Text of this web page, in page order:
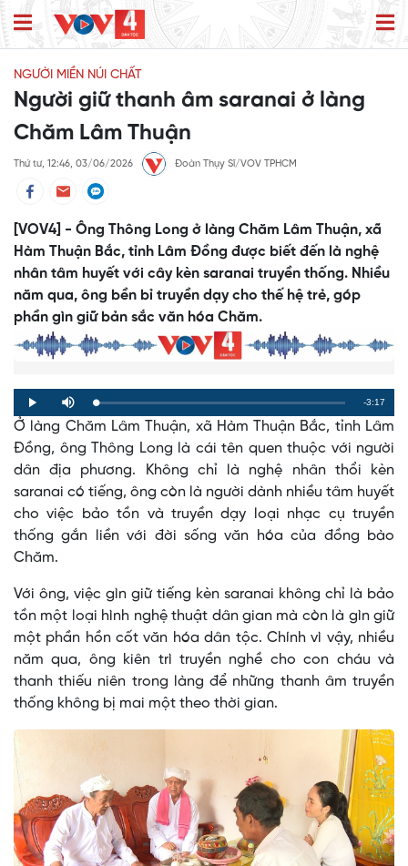
NGƯỜI MIỀN NÚI CHẤT
Người giữ thanh âm saranai ở làng
Chăm Lâm Thuận
Thứ tư, 12:46, 03/06/2026 Đoàn Thụy Sĩ/VOV TPHCM
[VOV4] - Ông Thông Long ở làng Chăm Lâm Thuận, xã
Hàm Thuận Bắc, tỉnh Lâm Đồng được biết đến là nghệ
nhân tâm huyết với cây kèn saranai truyền thống. Nhiều
năm qua, ông bền bỉ truyền dạy cho thế hệ trẻ, góp
phần gìn giữ bản sắc văn hóa Chăm.
Play Mute Loaded:
0%
Progress:
0%
Remaining
Time
-3:17
Ở làng Chăm Lâm Thuận, xã Hàm Thuận Bắc, tỉnh Lâm
Đồng, ông Thông Long là cái tên quen thuộc với người
dân địa phương. Không chỉ là nghệ nhân thổi kèn
saranai có tiếng, ông còn là người dành nhiều tâm huyết
cho việc bảo tồn và truyền dạy loại nhạc cụ truyền
thống gắn liền với đời sống văn hóa của đồng bào
Chăm.
Với ông, việc gìn giữ tiếng kèn saranai không chỉ là bảo
tồn một loại hình nghệ thuật dân gian mà còn là gìn giữ
một phần hồn cốt văn hóa dân tộc. Chính vì vậy, nhiều
năm qua, ông kiên trì truyền nghề cho con cháu và
thanh thiếu niên trong làng để những thanh âm truyền
thống không bị mai một theo thời gian.